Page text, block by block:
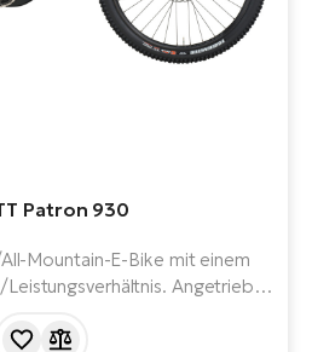
Patron 930
Mountain-E-Bike mit einem
Angetrieben
Konstruktion und Design.